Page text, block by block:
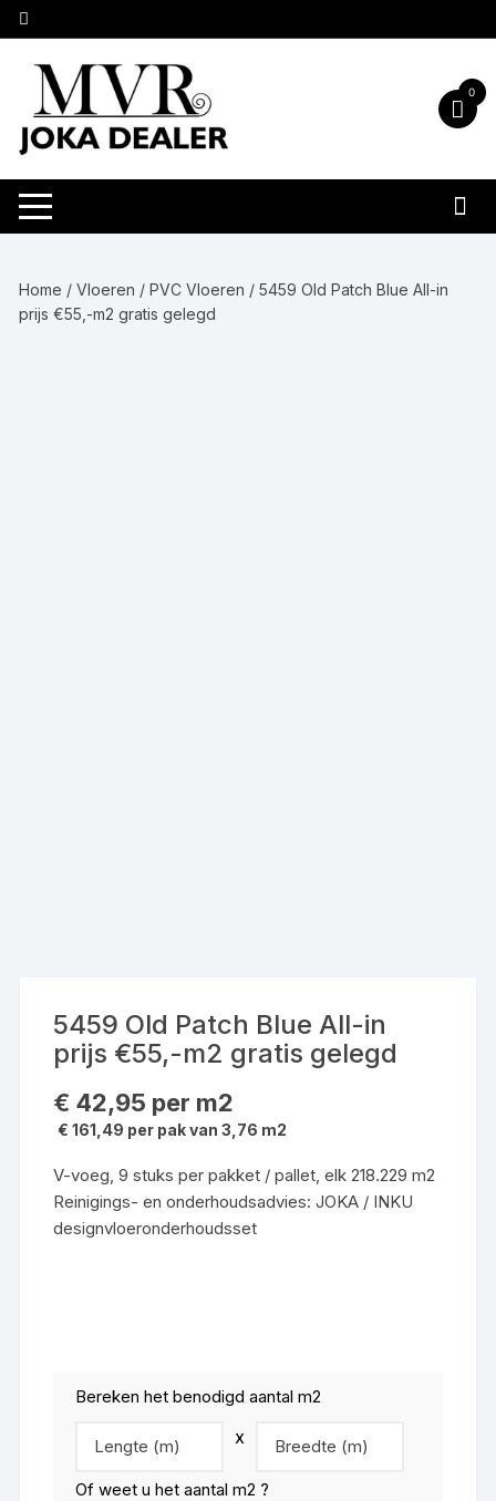
naar
inhoud
0
Home /Vloeren /PVC Vloeren / 5459 Old Patch Blue All-in
prijs €55,-m2 gratis gelegd
5459 Old Patch Blue All-in
prijs €55,-m2 gratis gelegd
€ 42,95 per m2
€ 161,49 per pak van 3,76 m2
V-voeg, 9 stuks per pakket / pallet, elk 218.229 m2
Reinigings- en onderhoudsadvies: JOKA / INKU
designvloeronderhoudsset
Bereken het benodigd aantal m2
x
Of weet u het aantal m2 ?